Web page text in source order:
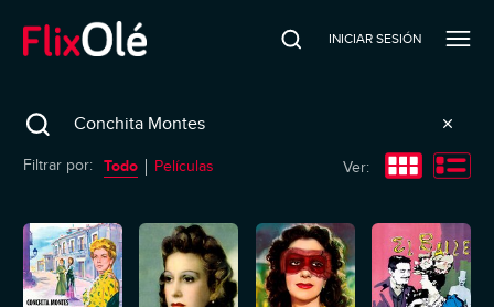
INICIAR SESIÓN
Search
Filtrar por: Todo Películas Ver: